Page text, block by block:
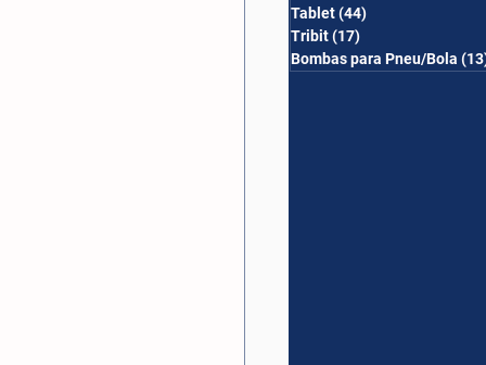
Tablet(44)
Tribit(17)
Bombas para Pneu/Bola